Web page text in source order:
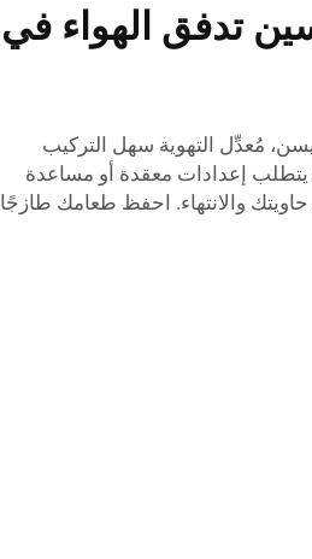
تدفق الهواء في
مُعدِّل التهوية سهل التركيب
يتطلب إعدادات معقدة أو مساعدة
والانتهاء. احفظ طعامك طازجًا